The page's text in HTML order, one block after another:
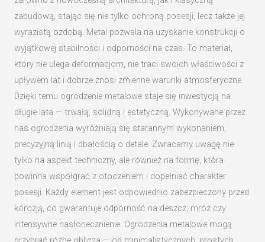
zabudową, stając się nie tylko ochroną posesji, lecz także jej
wyrazistą ozdobą. Metal pozwala na uzyskanie konstrukcji o
wyjątkowej stabilności i odporności na czas. To materiał,
który nie ulega deformacjom, nie traci swoich właściwości z
upływem lat i dobrze znosi zmienne warunki atmosferyczne.
Dzięki temu ogrodzenie metalowe staje się inwestycją na
długie lata — trwałą, solidną i estetyczną. Wykonywane przez
nas ogrodzenia wyróżniają się starannym wykonaniem,
precyzyjną linią i dbałością o detale. Zwracamy uwagę nie
tylko na aspekt techniczny, ale również na formę, która
powinna współgrać z otoczeniem i dopełniać charakter
posesji. Każdy element jest odpowiednio zabezpieczony przed
korozją, co gwarantuje odporność na deszcz, mróz czy
intensywne nasłonecznienie. Ogrodzenia metalowe mogą